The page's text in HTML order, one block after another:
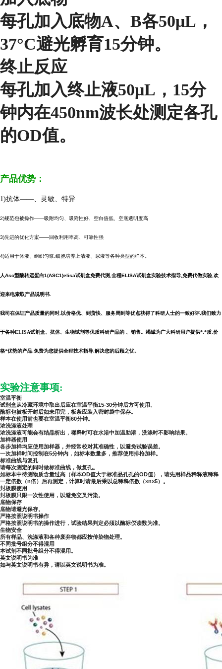
每孔加入底物A、B各50μL，
37°C避光孵育15分钟。
终止反应
每孔加入终止液50μL，15分
钟内在450nm波长处测定各孔
的OD值。
产品优势：
1)抗体——、灵敏、特异
2)规范包被操作——吸附均匀、吸附性好、空白值低、空底透明度高
3)先进的优化方案——回收利用率高、可靠性强
4)适用于体液、组织匀浆,细胞培养上清液、尿液等各种类型的样本。
人Asc型酸转运蛋白1(ASC1)elisa试剂盒免费代测,全程ELISA试剂盒实验技术指导,免费代做实验,欢
迎来电索取产品说明书.
我司在保证产品质量的同时,以价格优、到货快、服务周到等优点获得了科研人士的一致好评,我们致力
于各种ELISA试剂盒、抗体、生物试剂等优质科研产品的 、销售。竭诚为广大科研用户提供*,*质,价
格*优势的产品,免费为您提供全程技术指导,解决您的后顾之忧。
实验注意事项:
室温平衡
试剂盒从冷藏环境中取出后应在室温平衡15-30分钟后方可使用。
酶标包被板开封后如未用完，板条应装入密封袋中保存。
样本在使用前也要在室温平衡60分钟。
浓洗涤液处理
浓洗涤液可能会有结晶析出，稀释时可在水浴中加温助溶，洗涤时不影响结果。
加样器使用
各步加样均应使用加样器，并经常校对其准确性，以避免试验误差。
一次加样时间控制在5分钟内，如标本数量多，推荐使用排枪加样。
标准曲线与复孔
请每次测定的同时做标准曲线，做复孔。
如标本中待测物质含量过高（样本OD值大于标准品孔孔的OD值），请先用样品稀释液稀释
一定倍数（n倍）后再测定，计算时请最后乘以总稀释倍数（×n×5）。
封板膜使用
封板膜只限一次性使用，以避免交叉污染。
底物保存
底物请避光保存。
严格按照说明书操作
严格按照说明书的操作进行，试验结果判定必须以酶标仪读数为准。
生物安全
所有样品、洗涤液和各种废弃物都应按传染物处理。
不同批号组分不得混用
本试剂不同批号组分不得混用。
英文说明书为准
如与英文说明书有异，请以英文说明书为准。